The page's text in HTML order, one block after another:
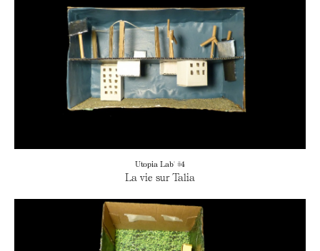
Utopia Lab' #4
La vie sur Talia